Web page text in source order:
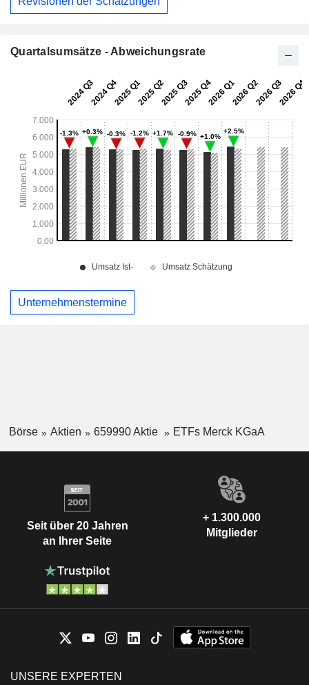
Quartalsumsätze - Abweichungsrate
Unternehmenstermine
Börse Aktien 659990 Aktie ETFs Merck KGaA
Seit über 20 Jahren
an Ihrer Seite
+ 1.300.000
Mitglieder
UNSERE EXPERTEN